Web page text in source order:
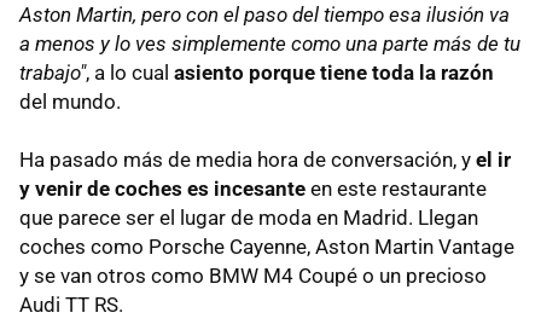
Aston Martin, pero con el paso del tiempo esa ilusión va
a menos y lo ves simplemente como una parte más de tu
trabajo", a lo cual asiento porque tiene toda la razón
del mundo.
Ha pasado más de media hora de conversación, y el ir
y venir de coches es incesante en este restaurante
que parece ser el lugar de moda en Madrid. Llegan
coches como Porsche Cayenne, Aston Martin Vantage
y se van otros como BMW M4 Coupé o un precioso
Audi TT RS.